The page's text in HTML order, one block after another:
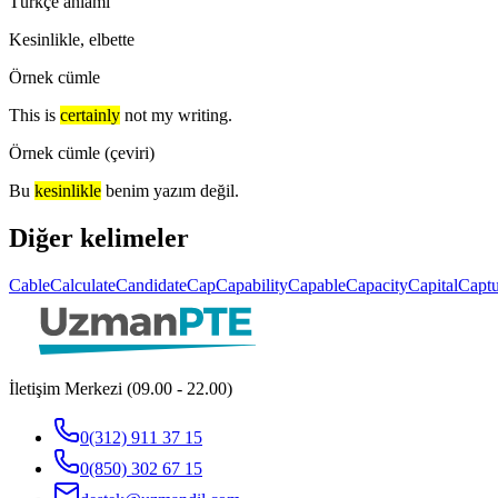
Kesinlikle, elbette
Örnek cümle
This is certainly not my writing.
Örnek cümle (çeviri)
Bu kesinlikle benim yazım değil.
Diğer kelimeler
CableCalculateCandidateCapCapabilityCapableCapacityCapital
İletişim Merkezi (09.00 - 22.00)
0(312) 911 37 15
0(850) 302 67 15